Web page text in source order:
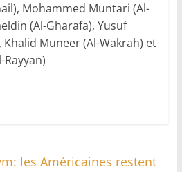
Mohammed Muntari (Al-
(Al-Gharafa), Yusuf
Khalid Muneer (Al-Wakrah) et
les Américaines restent